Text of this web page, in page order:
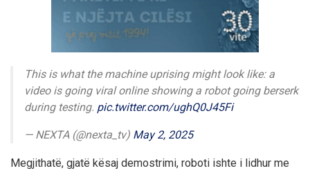
This is what the machine uprising might look like: a
video is going viral online showing a robot going berserk
during testing. pic.twitter.com/ughQ0J45Fi
— NEXTA (@nexta_tv) May 2, 2025
Megjithatë, gjatë kësaj demostrimi, roboti ishte i lidhur me